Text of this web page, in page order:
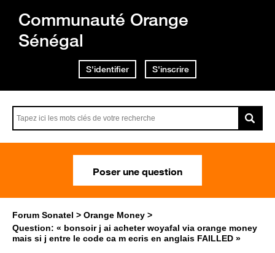
Communauté Orange
Sénégal
S'identifier S'inscrire
Poser une question
Forum Sonatel
Orange Money
Question: « bonsoir j ai acheter woyafal via orange money
mais si j entre le code ca m ecris en anglais FAILLED »